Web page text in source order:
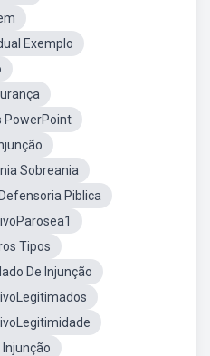
Exemplo
PowerPoint
Sobreania
Piblica
Tipos
De Injunção
Injunção